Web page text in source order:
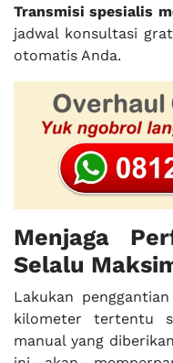
Transmisi spesialis
jadwal konsultasi
otomatis Anda.
Menjaga
Selalu
Lakukan
kilometer tertentu
manual yang